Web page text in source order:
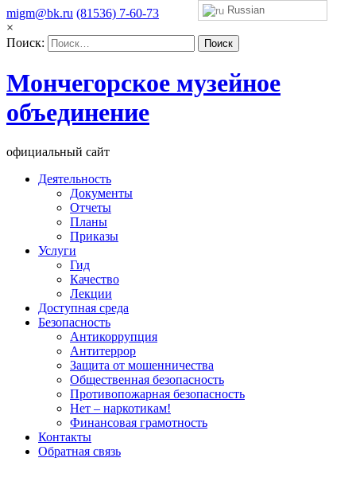
migm@bk.ru (81536) 7-60-73
×
Поиск:
Мончегорское музейное
объединение
официальный сайт
Деятельность
Документы
Отчеты
Планы
Приказы
Услуги
Гид
Качество
Лекции
Доступная среда
Безопасность
Антикоррупция
Антитеррор
Защита от мошенничества
Общественная безопасность
Противопожарная безопасность
Нет – наркотикам!
Финансовая грамотность
Контакты
Обратная связь
Russian